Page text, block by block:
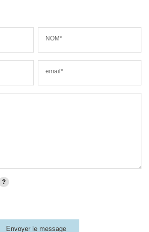
NOM*
email*
Envoyer le message